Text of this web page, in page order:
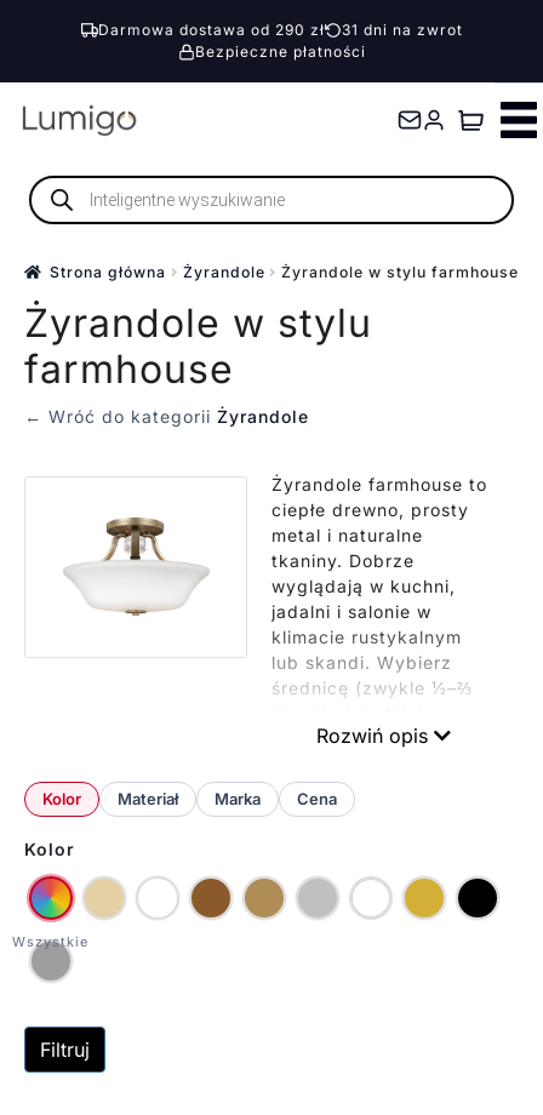
Darmowa dostawa od 290 zł
31 dni na zwrot
Bezpieczne płatności
Przejdź
nawigacji
Przejdź
treściWyszukiwarka
produktów
Strona główna Żyrandole Żyrandole w stylu farmhouse
Żyrandole w stylu
farmhouse
← Wróć do kategorii Żyrandole
Żyrandole farmhouse to
ciepłe drewno, prosty
metal i naturalne
tkaniny. Dobrze
wyglądają w kuchni,
jadalni i salonie w
klimacie rustykalnym
lub skandi. Wybierz
średnicę (zwykle ½–⅔
zawieszenie 60–80 cm
E27/E14 oraz barwę
2700–3000 K. Modele
wieczorem.
Rozwiń opis
Kolor Materiał Marka Cena
Kolor
Filtruj